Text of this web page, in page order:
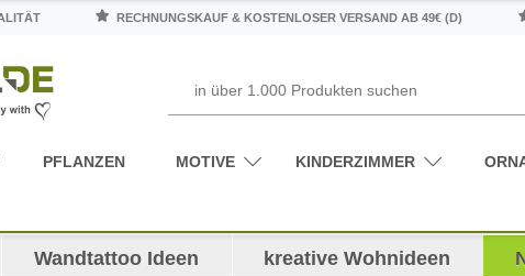
RECHNUNGSKAUF & KOSTENLOSER VERSAND AB 49€ (D)
PFLANZEN MOTIVE KINDERZIMMER
Wandtattoo Ideen kreative Wohnideen